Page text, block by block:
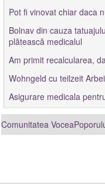
Pot fi vinovat chiar daca
Bolnav din cauza
plătească medicalul
Am primit recalcularea,
Wohngeld cu teilzeit
Asigurare medicala
Comunitatea